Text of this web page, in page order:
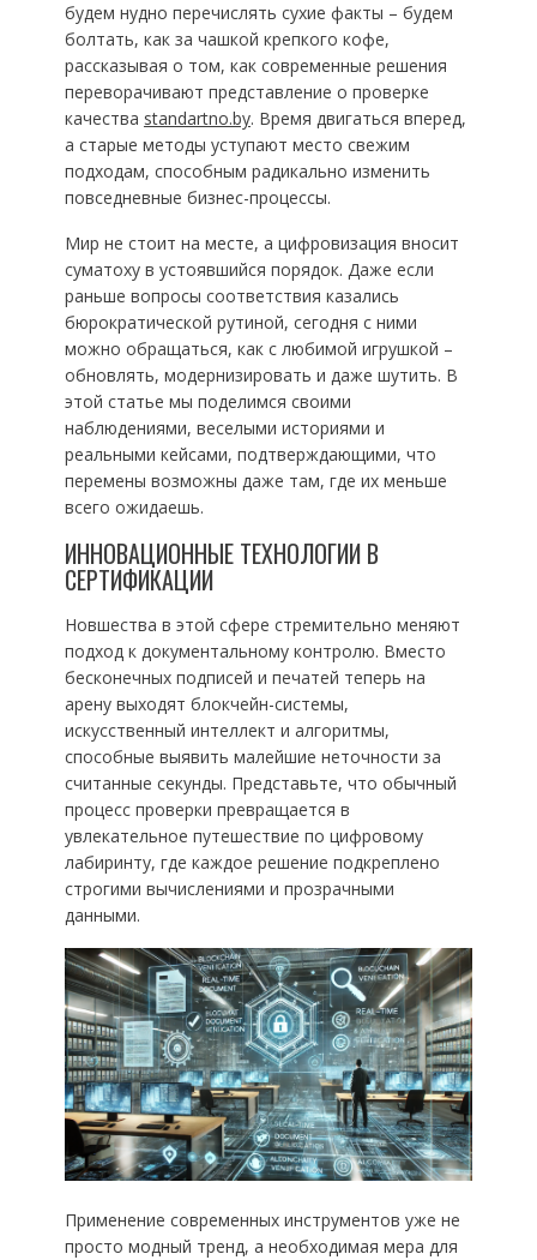
будем нудно перечислять сухие факты – будем
болтать, как за чашкой крепкого кофе,
рассказывая о том, как современные решения
переворачивают представление о проверке
качества standartno.by. Время двигаться вперед,
а старые методы уступают место свежим
подходам, способным радикально изменить
повседневные бизнес-процессы.
Мир не стоит на месте, а цифровизация вносит
суматоху в устоявшийся порядок. Даже если
раньше вопросы соответствия казались
бюрократической рутиной, сегодня с ними
можно обращаться, как с любимой игрушкой –
обновлять, модернизировать и даже шутить. В
этой статье мы поделимся своими
наблюдениями, веселыми историями и
реальными кейсами, подтверждающими, что
перемены возможны даже там, где их меньше
всего ожидаешь.
ИННОВАЦИОННЫЕ ТЕХНОЛОГИИ В
СЕРТИФИКАЦИИ
Новшества в этой сфере стремительно меняют
подход к документальному контролю. Вместо
бесконечных подписей и печатей теперь на
арену выходят блокчейн-системы,
искусственный интеллект и алгоритмы,
способные выявить малейшие неточности за
считанные секунды. Представьте, что обычный
процесс проверки превращается в
увлекательное путешествие по цифровому
лабиринту, где каждое решение подкреплено
строгими вычислениями и прозрачными
данными.
Применение современных инструментов уже не
просто модный тренд, а необходимая мера для